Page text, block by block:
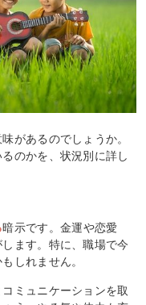
があるのでしょうか。
のかを、状況別に詳し
暗示です。金運や恋愛
ます。特に、職場で今
しれません。
ミュニケーションを取